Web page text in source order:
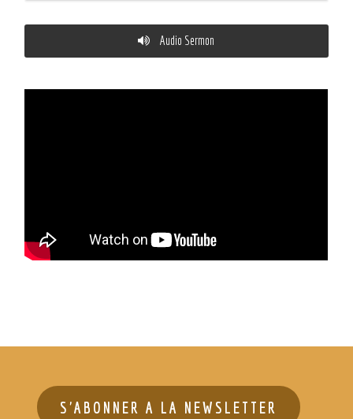
Audio Sermon
S'ABONNER A LA NEWSLETTER